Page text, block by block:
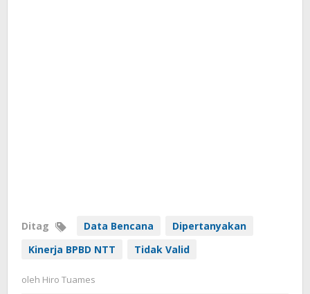
Ditag Data Bencana
Dipertanyakan
Kinerja BPBD NTT
Tidak Valid
oleh Hiro Tuames